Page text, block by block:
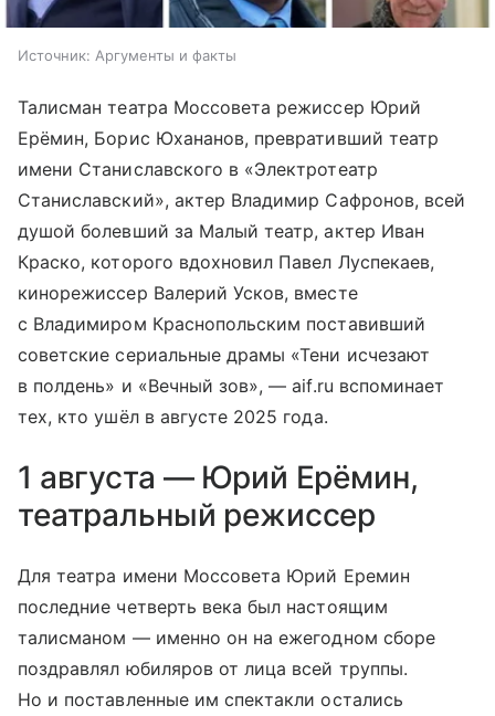
Источник: Аргументы и факты
Талисман театра Моссовета режиссер Юрий
Ерёмин, Борис Юхананов, превративший театр
имени Станиславского в «Электротеатр
Станиславский», актер Владимир Сафронов, всей
душой болевший за Малый театр, актер Иван
Краско, которого вдохновил Павел Луспекаев,
кинорежиссер Валерий Усков, вместе
с Владимиром Краснопольским поставивший
советские сериальные драмы «Тени исчезают
в полдень» и «Вечный зов», — aif.ru вспоминает
тех, кто ушёл в августе 2025 года.
1 августа — Юрий Ерёмин,
театральный режиссер
Для театра имени Моссовета Юрий Еремин
последние четверть века был настоящим
талисманом — именно он на ежегодном сборе
поздравлял юбиляров от лица всей труппы.
Но и поставленные им спектакли остались